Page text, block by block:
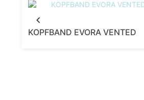
KOPFBAND EVORA VENTED